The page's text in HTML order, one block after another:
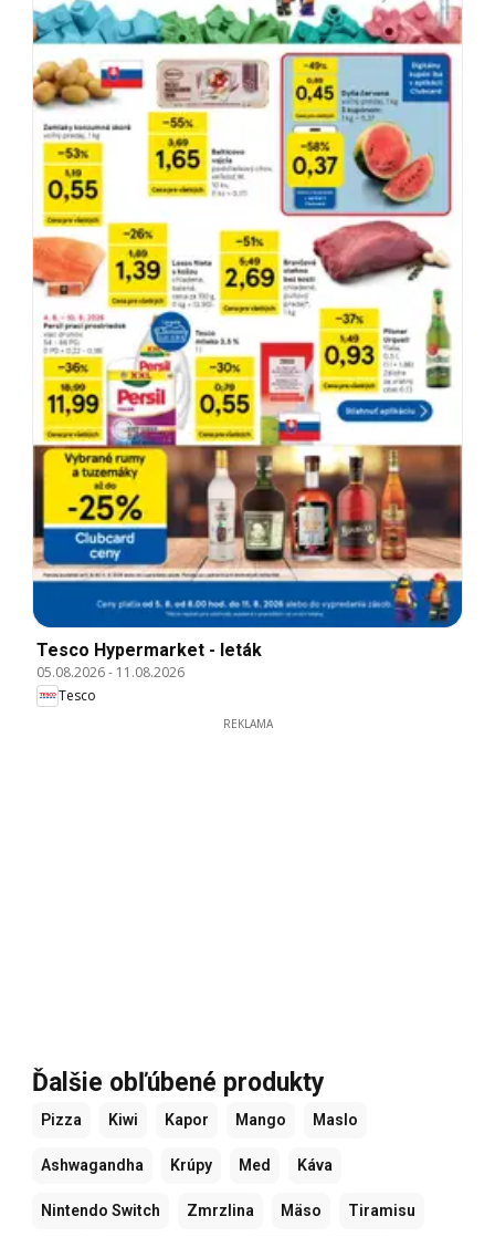
Tesco Hypermarket - leták
05.08.2026- 11.08.2026
Tesco
REKLAMA
Ďalšie obľúbené produkty
Pizza Kiwi Kapor Mango Maslo
Ashwagandha Krúpy Med Káva
Nintendo Switch Zmrzlina Mäso Tiramisu